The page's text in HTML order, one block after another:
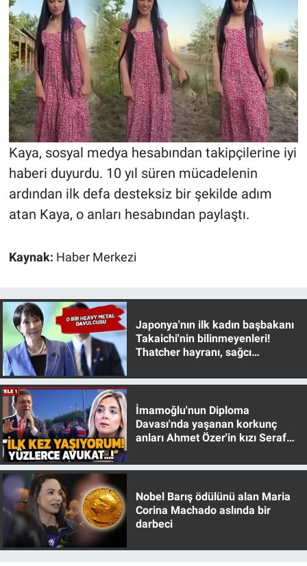
Kaya, sosyal medya hesabından takipçilerine iyi
haberi duyurdu. 10 yıl süren mücadelenin
ardından ilk defa desteksiz bir şekilde adım
atan Kaya, o anları hesabından paylaştı.
Kaynak: Haber Merkezi
Japonya'nın ilk kadın başbakanı
Takaichi'nin bilinmeyenleri!
Thatcher hayranı, sağcı
İmamoğlu'nun Diploma
Davası'nda yaşanan korkunç
anları Ahmet Özer'in kızı Seraf
Nobel Barış ödülünü alan Maria
Corina Machado aslında bir
darbeci
Programlar
Sağlık
Spor
Teknoloji
Türkiye'nin Geleceği
Türkiye'nin Gündemi
Canlı Yayın